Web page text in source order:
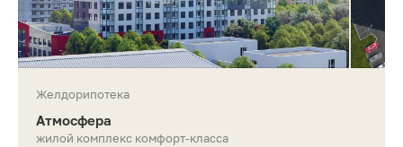
Желдорипотека
Атмосфера
жилой комплекс комфорт-класса